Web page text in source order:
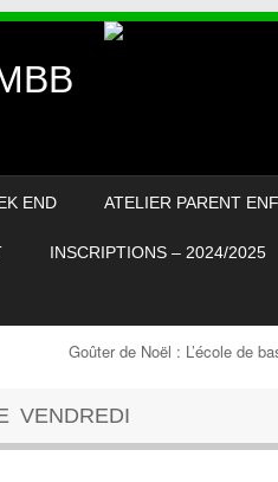
END ATELIER PARENT
INSCRIPTIONS – 2024/2025
Goûter de Noël : L’école de
VENDREDI